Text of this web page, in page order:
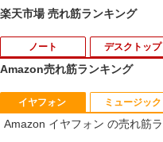
楽天市場 売れ筋ランキング
ノート
1
【楽
デル
語キ
デスクトップ
1
HP
1
DELL
3.8 デ
1
角川
全20
Amazon売れ筋ランキング
イヤフォン
Amazon イヤフォン の売れ筋
ミュージック